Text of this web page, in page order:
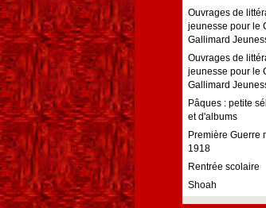
Ouvrages de
jeunesse pour le
Gallimard
Ouvrages de
jeunesse pour le
Gallimard
Pâques : petite
et d'albums
Première Guerre
1918
Rentrée scolaire
Shoah